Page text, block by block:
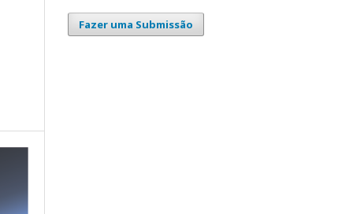
Fazer uma Submissão